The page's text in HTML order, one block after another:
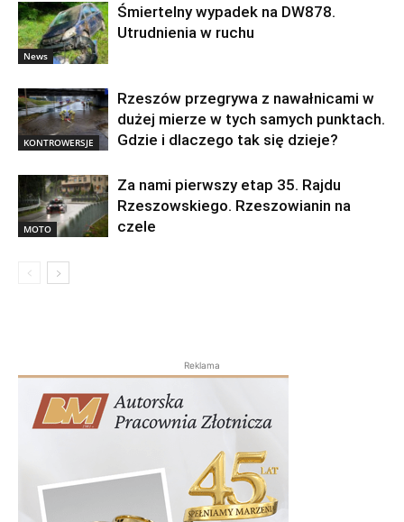
News
Śmiertelny wypadek na DW878.
Utrudnienia w ruchu
KONTROWERSJE
Rzeszów przegrywa z nawałnicami w
dużej mierze w tych samych punktach.
Gdzie i dlaczego tak się dzieje?
MOTO
Za nami pierwszy etap 35. Rajdu
Rzeszowskiego. Rzeszowianin na
czele
Reklama